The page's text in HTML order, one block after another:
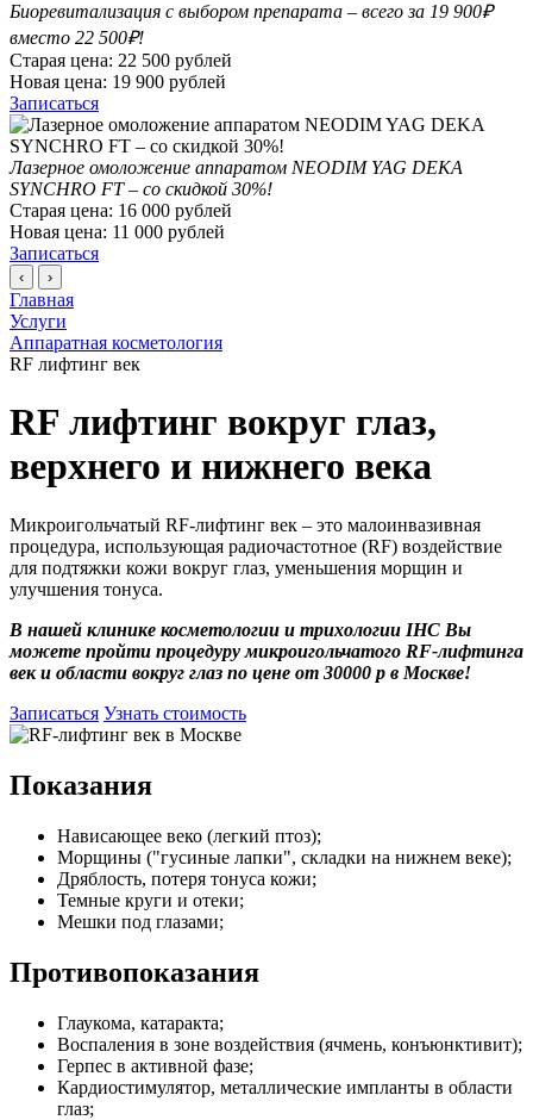
Биоревитализация с выбором препарата – всего за 19 900₽
вместо 22 500₽!
Старая цена: 22 500 рублей
Новая цена: 19 900 рублей
Записаться
Лазерное омоложение аппаратом NEODIM YAG DEKA
SYNCHRO FT – со скидкой 30%!
Старая цена: 16 000 рублей
Новая цена: 11 000 рублей
Записаться
‹ ›
Главная
Услуги
Аппаратная косметология
RF лифтинг век
RF лифтинг вокруг глаз,
верхнего и нижнего века
Микроигольчатый RF-лифтинг век – это малоинвазивная
процедура, использующая радиочастотное (RF) воздействие
для подтяжки кожи вокруг глаз, уменьшения морщин и
улучшения тонуса.
В нашей клинике косметологии и трихологии IHC Вы
можете пройти процедуру микроигольчатого RF-лифтинга
век и области вокруг глаз по цене от 30000 р в Москве!
Записаться Узнать стоимость
Показания
Нависающее веко (легкий птоз);
Морщины ("гусиные лапки", складки на нижнем веке);
Дряблость, потеря тонуса кожи;
Темные круги и отеки;
Мешки под глазами;
Противопоказания
Глаукома, катаракта;
Воспаления в зоне воздействия (ячмень, конъюнктивит);
Герпес в активной фазе;
Кардиостимулятор, металлические импланты в области
глаз;